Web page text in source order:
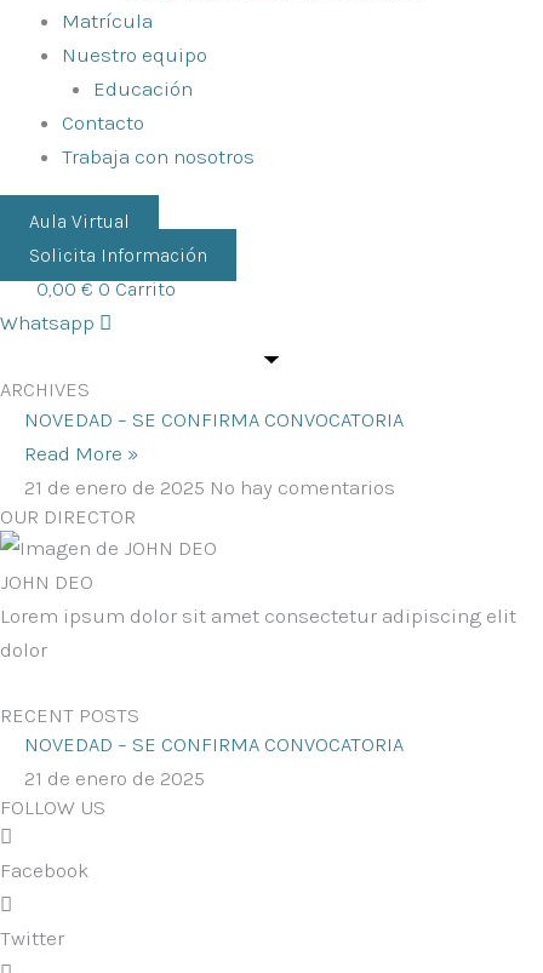
Matrícula
Nuestro equipo
Educación
Contacto
Trabaja con nosotros
Aula Virtual
Solicita Información
0,00€ 0 Carrito
Whatsapp
ARCHIVES
NOVEDAD – SE CONFIRMA CONVOCATORIA
Read More »
21 de enero de 2025 No hay comentarios
OUR DIRECTOR
JOHN DEO
Lorem ipsum dolor sit amet consectetur adipiscing elit
dolor
RECENT POSTS
NOVEDAD – SE CONFIRMA CONVOCATORIA
21 de enero de 2025
FOLLOW US
Facebook
Twitter